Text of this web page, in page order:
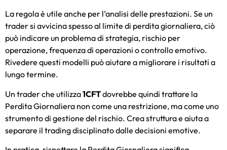
La regola è utile anche per l’analisi delle prestazioni. Se un
trader si avvicina spesso al limite di perdita giornaliera, ciò
può indicare un problema di strategia, rischio per
operazione, frequenza di operazioni o controllo emotivo.
Rivedere questi modelli può aiutare a migliorare i risultati a
lungo termine.
Un trader che utilizza1CFTdovrebbe quindi trattare la
Perdita Giornaliera non come una restrizione, ma come uno
strumento di gestione del rischio. Crea struttura e aiuta a
separare il trading disciplinato dalle decisioni emotive.